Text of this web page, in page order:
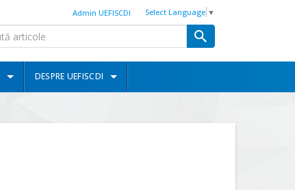
Select Language ▼
Admin UEFISCDI
DESPRE UEFISCDI